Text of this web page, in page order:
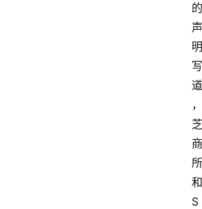
的
声
明
写
道
，
芝
商
所
和
S